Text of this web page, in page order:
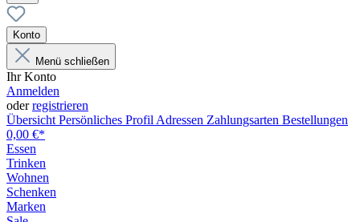
Konto
Menü schließen
Ihr Konto
Anmelden
oderregistrieren
Übersicht Persönliches Profil Adressen Zahlungsarten Bestellungen
0,00 €*
Essen
Trinken
Wohnen
Schenken
Marken